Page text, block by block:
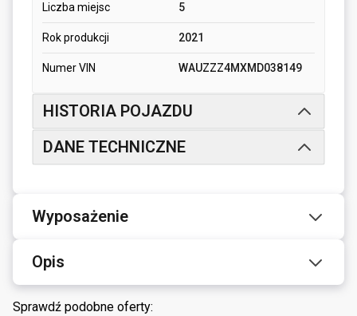
Liczba miejsc 5
Rok produkcji 2021
Numer VIN WAUZZZ4MXMD038149
HISTORIA POJAZDU
DANE TECHNICZNE
Wyposażenie
Opis
Sprawdź podobne oferty: